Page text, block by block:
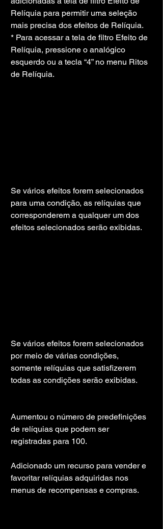
Relíquia para permitir uma seleção
mais precisa dos efeitos de Relíquia.
* Para acessar a tela de filtro Efeito de
Relíquia, pressione o analógico
esquerdo ou a tecla “4” no menu Ritos
de Relíquia.
Se vários efeitos forem selecionados
para uma condição, as relíquias que
corresponderem a qualquer um dos
efeitos selecionados serão exibidas.
Se vários efeitos forem selecionados
por meio de várias condições,
somente relíquias que satisfizerem
todas as condições serão exibidas.
Aumentou o número de predefinições
de relíquias que podem ser
registradas para 100.
Adicionado um recurso para vender e
favoritar relíquias adquiridas nos
menus de recompensas e compras.